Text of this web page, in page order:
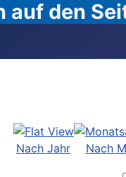
auf den
Nach Jahr Nach